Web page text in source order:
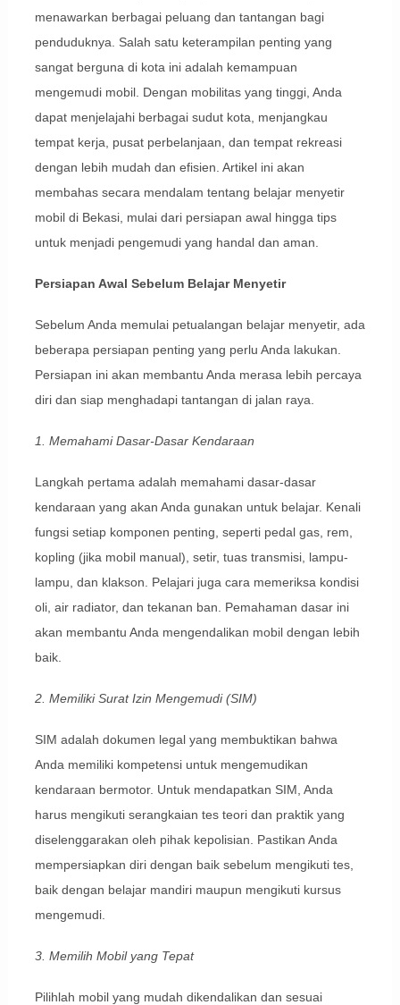
menawarkan berbagai peluang dan tantangan bagi
penduduknya. Salah satu keterampilan penting yang
sangat berguna di kota ini adalah kemampuan
mengemudi mobil. Dengan mobilitas yang tinggi, Anda
dapat menjelajahi berbagai sudut kota, menjangkau
tempat kerja, pusat perbelanjaan, dan tempat rekreasi
dengan lebih mudah dan efisien. Artikel ini akan
membahas secara mendalam tentang belajar menyetir
mobil di Bekasi, mulai dari persiapan awal hingga tips
untuk menjadi pengemudi yang handal dan aman.
Persiapan Awal Sebelum Belajar Menyetir
Sebelum Anda memulai petualangan belajar menyetir, ada
beberapa persiapan penting yang perlu Anda lakukan.
Persiapan ini akan membantu Anda merasa lebih percaya
diri dan siap menghadapi tantangan di jalan raya.
1. Memahami Dasar-Dasar Kendaraan
Langkah pertama adalah memahami dasar-dasar
kendaraan yang akan Anda gunakan untuk belajar. Kenali
fungsi setiap komponen penting, seperti pedal gas, rem,
kopling (jika mobil manual), setir, tuas transmisi, lampu-
lampu, dan klakson. Pelajari juga cara memeriksa kondisi
oli, air radiator, dan tekanan ban. Pemahaman dasar ini
akan membantu Anda mengendalikan mobil dengan lebih
baik.
2. Memiliki Surat Izin Mengemudi (SIM)
SIM adalah dokumen legal yang membuktikan bahwa
Anda memiliki kompetensi untuk mengemudikan
kendaraan bermotor. Untuk mendapatkan SIM, Anda
harus mengikuti serangkaian tes teori dan praktik yang
diselenggarakan oleh pihak kepolisian. Pastikan Anda
mempersiapkan diri dengan baik sebelum mengikuti tes,
baik dengan belajar mandiri maupun mengikuti kursus
mengemudi.
3. Memilih Mobil yang Tepat
Pilihlah mobil yang mudah dikendalikan dan sesuai